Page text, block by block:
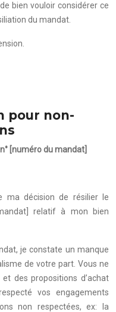
bien vouloir considérer ce
du mandat.
pour non-
[numéro du mandat]
ma décision de résilier le
relatif à mon bien
je constate un manque
de votre part. Vous ne
des propositions d’achat
vos engagements
non respectées, ex: la